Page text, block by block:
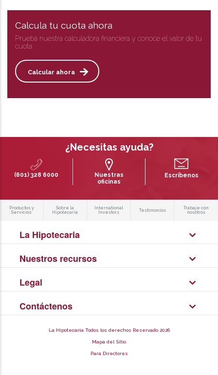
Calcula tu cuota ahora
Prueba nuestra calculadora financiera y conoce el valor de tu
cuota.
Calcular ahora
¿Necesitas ayuda?
(601) 328 6000
Nuestras
oficinas
Escríbenos
Productos y
Servicios
Sobre la
Hipotecaria
International
Investors
Testimonios
Trabaje con
nosotros
La Hipotecaria
Nuestros recursos
Legal
Contáctenos
La Hipotecaria Todos los derechos Reservado 2026
Mapa del Sitio
Para Directores